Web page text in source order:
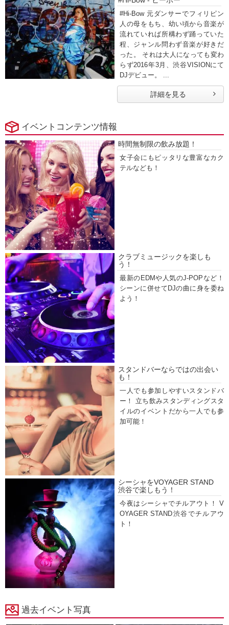
#Hi-Bow 元ダンサーでフィリピン
人の母をもち、幼い頃から音楽が
流れていれば所構わず踊っていた
程、ジャンル問わず音楽が好きだ
った。 それは大人になっても変わ
らず2016年3月、渋谷VISIONにて
DJデビュー。 ...
詳細を見る
イベントコンテンツ情報
時間無制限の飲み放題！
女子会にもピッタリな豊富なカク
テルなども！
クラブミュージックを楽しも
う！
最新のEDMや人気のJ-POPなど！
シーンに併せてDJの曲に身を委ね
よう！
スタンドバーならではの出会い
も！
一人でも参加しやすいスタンドバ
ー！ 立ち飲みスタンディングスタ
イルのイベントだから一人でも参
加可能！
シーシャをVOYAGER STAND
渋谷で楽しもう！
今夜はシーシャでチルアウト！ V
OYAGER STAND渋谷でチルアウ
ト！
過去イベント写真